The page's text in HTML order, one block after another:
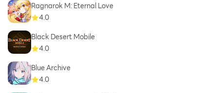
Ragnarok M: Eternal Love
4.0
Black Desert Mobile
4.0
Blue Archive
4.0